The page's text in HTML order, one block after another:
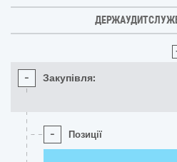
- Закупівля:
- Позиції